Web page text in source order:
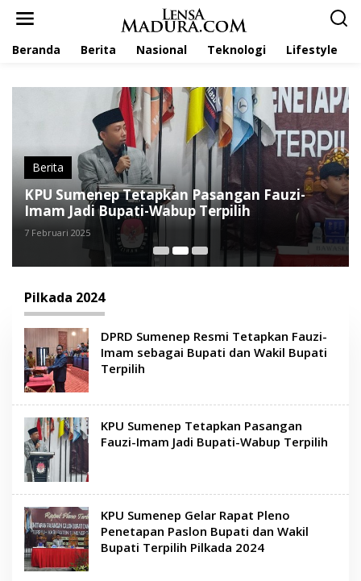
Beranda Berita Nasional Teknologi Lifestyle
Berita
KPU Sumenep Tetapkan Pasangan Fauzi-
Imam Jadi Bupati-Wabup Terpilih
7 Februari 2025
Pilkada 2024
DPRD Sumenep Resmi Tetapkan Fauzi-
Imam sebagai Bupati dan Wakil Bupati
Terpilih
KPU Sumenep Tetapkan Pasangan
Fauzi-Imam Jadi Bupati-Wabup Terpilih
KPU Sumenep Gelar Rapat Pleno
Penetapan Paslon Bupati dan Wakil
Bupati Terpilih Pilkada 2024